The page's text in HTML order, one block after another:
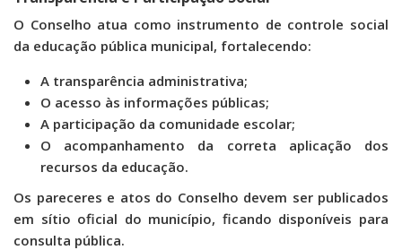
O Conselho atua como instrumento de controle social
da educação pública municipal, fortalecendo:
A transparência administrativa;
O acesso às informações públicas;
A participação da comunidade escolar;
O acompanhamento da correta aplicação dos
recursos da educação.
Os pareceres e atos do Conselho devem ser publicados
em sítio oficial do município, ficando disponíveis para
consulta pública.